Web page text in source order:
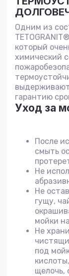
Одним из
который
химический
гарантию
Уход за
После
смыть
Не
Не
гущу,
мойки
Не
под
щелочь,